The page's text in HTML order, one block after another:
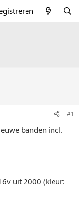
#1
banden incl.
uit 2000 (kleur: